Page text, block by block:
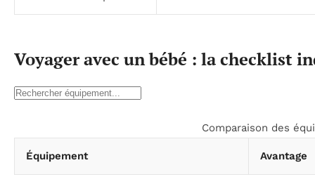
Voyager avec un bébé : la checklist
Comparaison des
Équipement Avantage